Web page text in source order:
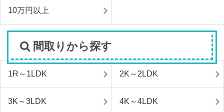
10万円以上
間取りから探す
1R～1LDK 2K～2LDK
3K～3LDK 4K～4LDK